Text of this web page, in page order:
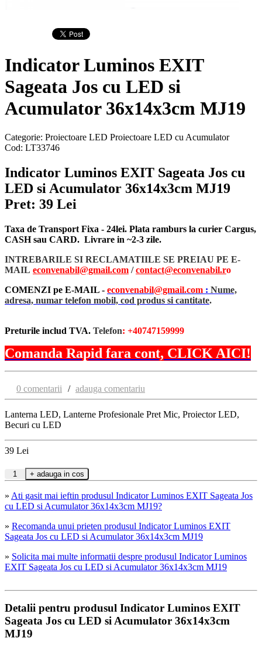
Indicator Luminos EXIT
Sageata Jos cu LED si
Acumulator 36x14x3cm MJ19
Categorie: Proiectoare LED Proiectoare LED cu Acumulator
Cod: LT33746
Indicator Luminos EXIT Sageata Jos cu
LED si Acumulator 36x14x3cm MJ19
Pret: 39 Lei
Taxa de Transport Fixa - 24lei. Plata ramburs la curier Cargus,
CASH sau CARD. Livrare in ~2-3 zile.
INTREBARILE SI RECLAMATIILE SE PREIAU PE E-
MAIL econvenabil@gmail.com /contact@econvenabil.ro
COMENZI pe E-MAIL - econvenabil@gmail.com : Nume,
adresa, numar telefon mobil, cod produs si cantitate.
Preturile includ TVA. Telefon: +40747159999
Comanda Rapid fara cont, CLICK AICI!
0 comentarii / adauga comentariu
Lanterna LED, Lanterne Profesionale Pret Mic, Proiector LED,
Becuri cu LED
39 Lei
» Ati gasit mai ieftin produsul Indicator Luminos EXIT Sageata Jos
cu LED si Acumulator 36x14x3cm MJ19?
» Recomanda unui prieten produsul Indicator Luminos EXIT
Sageata Jos cu LED si Acumulator 36x14x3cm MJ19
» Solicita mai multe informatii despre produsul Indicator Luminos
EXIT Sageata Jos cu LED si Acumulator 36x14x3cm MJ19
Detalii pentru produsul Indicator Luminos EXIT
Sageata Jos cu LED si Acumulator 36x14x3cm
MJ19